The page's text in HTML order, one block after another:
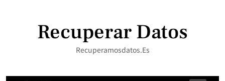
Recuperar Datos
Recuperamosdatos.es